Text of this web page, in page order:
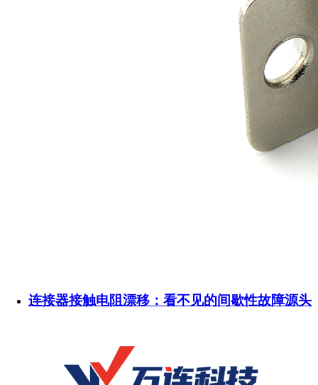
连接器接触电阻漂移：看不见的间歇性故障源头